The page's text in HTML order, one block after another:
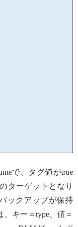
で、タグ値がtrue
ターゲットとなり
ックアップが保持
キー＝type、値＝